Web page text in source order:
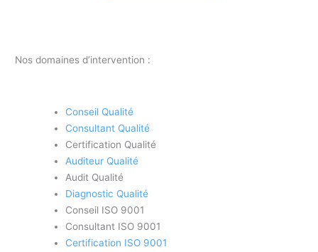
Nos domaines d’intervention :
Conseil Qualité
Consultant Qualité
Certification Qualité
Auditeur Qualité
Audit Qualité
Diagnostic Qualité
Conseil ISO 9001
Consultant ISO 9001
Certification ISO 9001